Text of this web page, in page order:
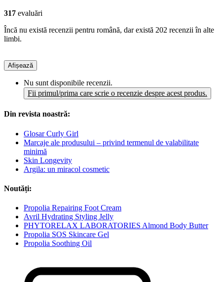
317 evaluări
Încă nu există recenzii pentru română, dar există 202 recenzii în alte
limbi.
Afișează
Nu sunt disponibile recenzii.
Fii primul/prima care scrie o recenzie despre acest produs.
Din revista noastră:
Glosar Curly Girl
Marcaje ale produsului – privind termenul de valabilitate
minimă
Skin Longevity
Argila: un miracol cosmetic
Noutăți:
Propolia Repairing Foot Cream
Avril Hydrating Styling Jelly
PHYTORELAX LABORATORIES Almond Body Butter
Propolia SOS Skincare Gel
Propolia Soothing Oil